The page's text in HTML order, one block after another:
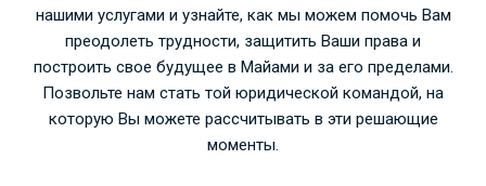
нашими услугами и узнайте, как мы можем помочь Вам
преодолеть трудности, защитить Ваши права и
построить свое будущее в Майами и за его пределами.
Позвольте нам стать той юридической командой, на
которую Вы можете рассчитывать в эти решающие
моменты.